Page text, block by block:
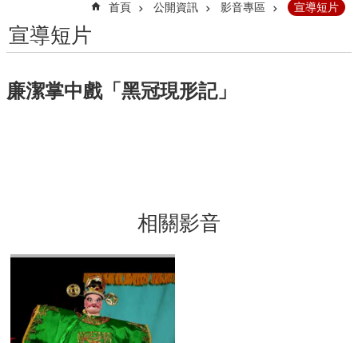
首頁 公開資訊 影音專區 宣導短片
宣導短片
廉潔掌中戲「黑冠現形記」
相關影音